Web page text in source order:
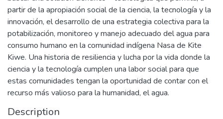
partir de la apropiación social de la ciencia, la tecnología y la
innovación, el desarrollo de una estrategia colectiva para la
potabilización, monitoreo y manejo adecuado del agua para
consumo humano en la comunidad indígena Nasa de Kite
Kiwe. Una historia de resiliencia y lucha por la vida donde la
ciencia y la tecnología cumplen una labor social para que
estas comunidades tengan la oportunidad de contar con el
recurso más valioso para la humanidad, el agua.
Description